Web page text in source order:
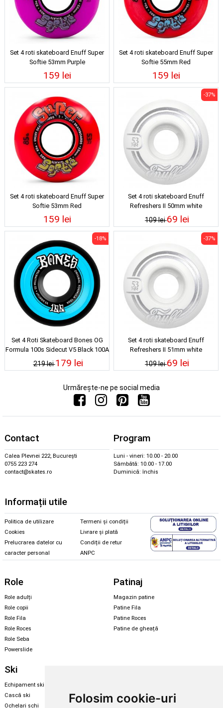
Folosim cookie-uri
Set 4 roti skateboard Enuff Super
Softie 53mm Purple
159 lei
Set 4 roti skateboard Enuff Super
Softie 55mm Red
159 lei
Set 4 roti skateboard Enuff Super
Softie 53mm Red
159 lei
Set 4 roti skateboard Enuff
Refreshers II 50mm white
109 lei
-37%
69 lei
Set 4 Roti Skateboard Bones OG
Formula 100s Sidecut V5 Black 100A
52mm
219 lei
-18%
179 lei
Set 4 roti skateboard Enuff
Refreshers II 51mm white
109 lei
-37%
69 lei
Urmărește-ne pe social media
Contact
Calea Plevnei 222, București
0755 223 274
contact@skates.ro
Program
Luni - vineri: 10.00 - 20.00
Sâmbătă: 10.00 - 17.00
Duminică: închis
Informații utile
Politica de utilizare
Cookies
Prelucrarea datelor cu
caracter personal
Termeni și condiții
Livrare și plată
Condiții de retur
ANPC
Role
Role adulți
Role copii
Role Fila
Role Roces
Role Seba
Powerslide
Patinaj
Magazin patine
Patine Fila
Patine Roces
Patine de gheață
Ski
Echipament ski
Cască ski
Ochelari schi
Echipament snowboard